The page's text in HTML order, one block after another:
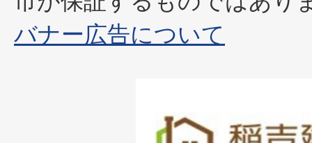
バナー広告について
枚